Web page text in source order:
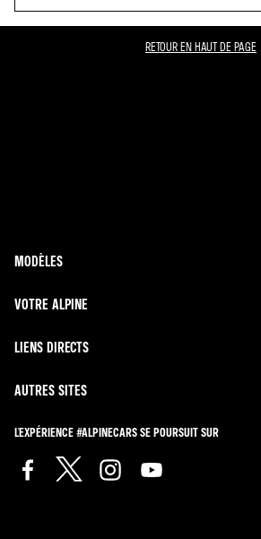
RETOUR EN HAUT DE PAGE
MODÈLES
VOTRE ALPINE
LIENS DIRECTS
AUTRES SITES
L'EXPÉRIENCE #ALPINECARS SE POURSUIT SUR